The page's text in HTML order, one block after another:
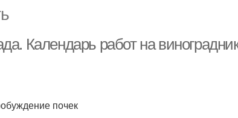
Календарь работ на
почек